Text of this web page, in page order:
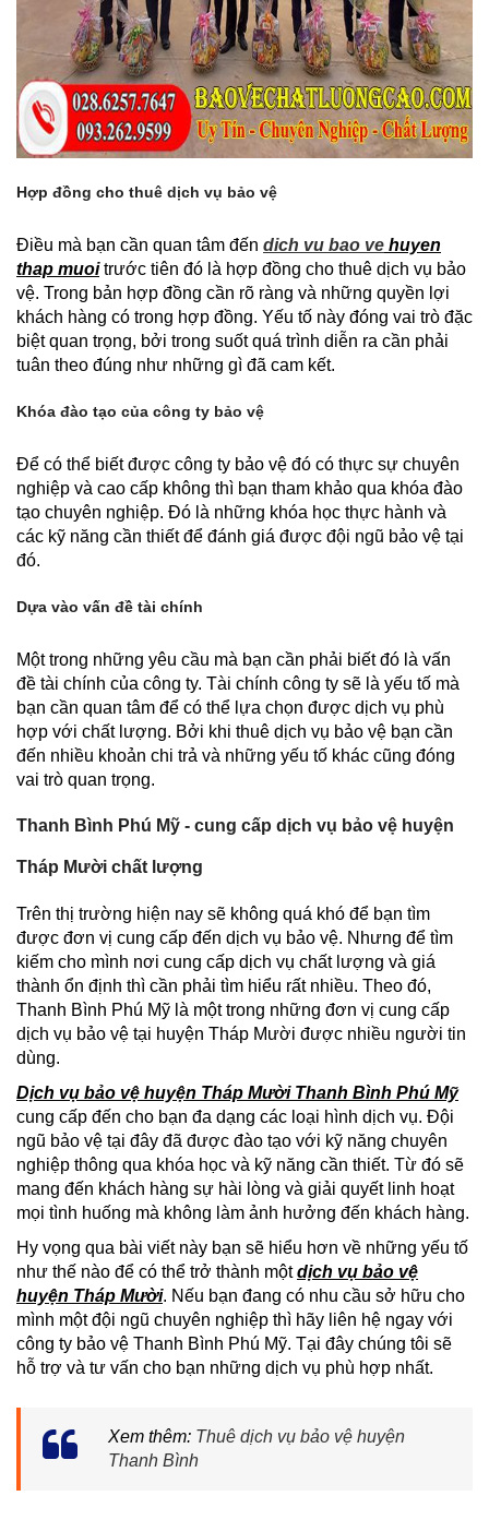
Hợp đồng cho thuê dịch vụ bảo vệ
Điều mà bạn cần quan tâm đến dich vu bao ve huyen
thap muoitrước tiên đó là hợp đồng cho thuê dịch vụ bảo
vệ. Trong bản hợp đồng cần rõ ràng và những quyền lợi
khách hàng có trong hợp đồng. Yếu tố này đóng vai trò đặc
biệt quan trọng, bởi trong suốt quá trình diễn ra cần phải
tuân theo đúng như những gì đã cam kết.
Khóa đào tạo của công ty bảo vệ
Để có thể biết được công ty bảo vệ đó có thực sự chuyên
nghiệp và cao cấp không thì bạn tham khảo qua khóa đào
tạo chuyên nghiệp. Đó là những khóa học thực hành và
các kỹ năng cần thiết để đánh giá được đội ngũ bảo vệ tại
đó.
Dựa vào vấn đề tài chính
Một trong những yêu cầu mà bạn cần phải biết đó là vấn
đề tài chính của công ty. Tài chính công ty sẽ là yếu tố mà
bạn cần quan tâm để có thể lựa chọn được dịch vụ phù
hợp với chất lượng. Bởi khi thuê dịch vụ bảo vệ bạn cần
đến nhiều khoản chi trả và những yếu tố khác cũng đóng
vai trò quan trọng.
Thanh Bình Phú Mỹ - cung cấp dịch vụ bảo vệ huyện
Tháp Mười chất lượng
Trên thị trường hiện nay sẽ không quá khó để bạn tìm
được đơn vị cung cấp đến dịch vụ bảo vệ. Nhưng để tìm
kiếm cho mình nơi cung cấp dịch vụ chất lượng và giá
thành ổn định thì cần phải tìm hiểu rất nhiều. Theo đó,
Thanh Bình Phú Mỹ là một trong những đơn vị cung cấp
dịch vụ bảo vệ tại huyện Tháp Mười được nhiều người tin
dùng.
Dịch vụ bảo vệ huyện Tháp Mười Thanh Bình Phú Mỹ
cung cấp đến cho bạn đa dạng các loại hình dịch vụ. Đội
ngũ bảo vệ tại đây đã được đào tạo với kỹ năng chuyên
nghiệp thông qua khóa học và kỹ năng cần thiết. Từ đó sẽ
mang đến khách hàng sự hài lòng và giải quyết linh hoạt
mọi tình huống mà không làm ảnh hưởng đến khách hàng.
Hy vọng qua bài viết này bạn sẽ hiểu hơn về những yếu tố
như thế nào để có thể trở thành mộtdịch vụ bảo vệ
huyện Tháp Mười. Nếu bạn đang có nhu cầu sở hữu cho
mình một đội ngũ chuyên nghiệp thì hãy liên hệ ngay với
công ty bảo vệ Thanh Bình Phú Mỹ. Tại đây chúng tôi sẽ
hỗ trợ và tư vấn cho bạn những dịch vụ phù hợp nhất.
Xem thêm: Thuê dịch vụ bảo vệ huyện
Thanh Bình